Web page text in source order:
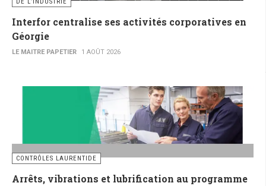
DE L’INDUSTRIE
Interfor centralise ses activités corporatives en
Géorgie
LE MAITRE PAPETIER 1 AOÛT 2026
CONTRÔLES LAURENTIDE
Arrêts, vibrations et lubrification au programme